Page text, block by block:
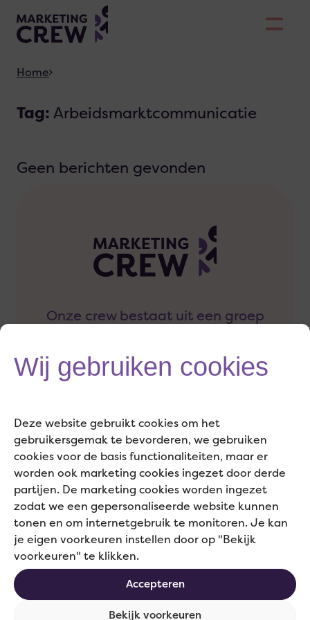
Wij gebruiken cookies
Deze website gebruikt cookies om het
gebruikersgemak te bevorderen, we gebruiken
cookies voor de basis functionaliteiten, maar er
worden ook marketing cookies ingezet door derde
partijen. De marketing cookies worden ingezet
zodat we een gepersonaliseerde website kunnen
tonen en om internetgebruik te monitoren. Je kan
je eigen voorkeuren instellen door op "Bekijk
voorkeuren" te klikken.
Accepteren
Bekijk voorkeuren
Skiplinks
Home
Tag: Arbeidsmarktcommunicatie
Geen berichten gevonden
Onze crew bestaat uit een groep
professionals met veel ervaring in
marketing- en communicatie. Van
tussenin. Ons doel? Jouw bedrijf
naar een hoger niveau brengen!
The only way is up.
Home
Crew
Cases
Onze werkwijze